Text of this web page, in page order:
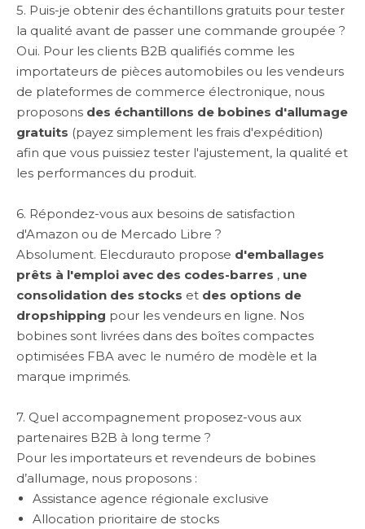
5. Puis-je obtenir des échantillons gratuits pour tester
la qualité avant de passer une commande groupée ?
Oui. Pour les clients B2B qualifiés comme les
importateurs de pièces automobiles ou les vendeurs
de plateformes de commerce électronique, nous
proposons des échantillons de bobines d'allumage
gratuits (payez simplement les frais d'expédition)
afin que vous puissiez tester l'ajustement, la qualité et
les performances du produit.
6. Répondez-vous aux besoins de satisfaction
d'Amazon ou de Mercado Libre ?
Absolument. Elecdurauto propose d'emballages
prêts à l'emploi avec des codes-barres , une
consolidation des stocks et des options de
dropshipping pour les vendeurs en ligne. Nos
bobines sont livrées dans des boîtes compactes
optimisées FBA avec le numéro de modèle et la
marque imprimés.
7. Quel accompagnement proposez-vous aux
partenaires B2B à long terme ?
Pour les importateurs et revendeurs de bobines
d’allumage, nous proposons :
Assistance agence régionale exclusive
Allocation prioritaire de stocks